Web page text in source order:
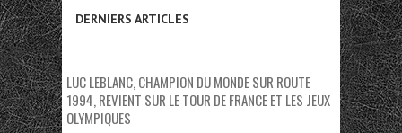
DERNIERS ARTICLES
LUC LEBLANC, CHAMPION DU MONDE SUR ROUTE
1994, REVIENT SUR LE TOUR DE FRANCE ET LES JEUX
OLYMPIQUES